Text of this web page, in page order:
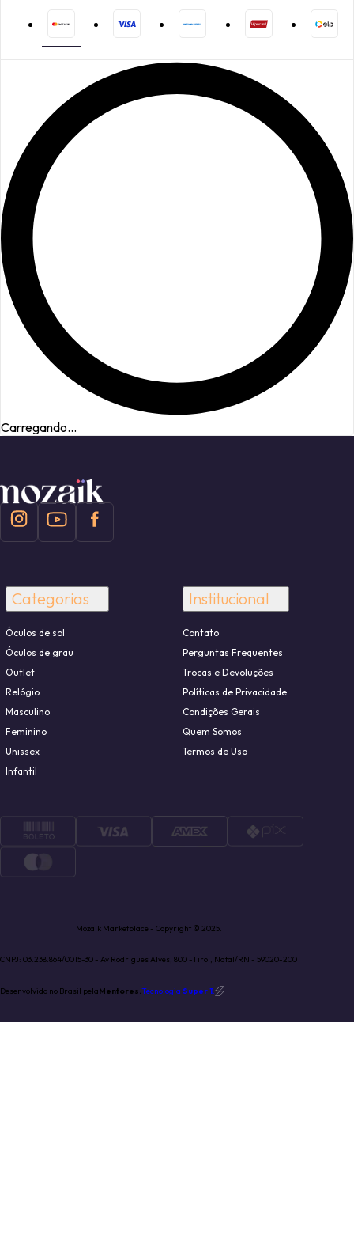
Carregando...
Categorias
Óculos de sol
Óculos de grau
Outlet
Relógio
Masculino
Feminino
Unissex
Infantil
Institucional
Contato
Perguntas Frequentes
Trocas e Devoluções
Políticas de Privacidade
Condições Gerais
Quem Somos
Termos de Uso
Mozaik Marketplace - Copyright © 2025.
CNPJ: 03.238.864/0015-30 - Av Rodrigues Alves, 800 -Tirol, Natal/RN - 59020-200
Desenvolvido no Brasil pelaMentores.Tecnologia Super 1.